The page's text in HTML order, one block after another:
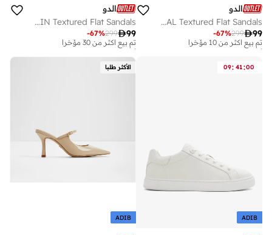
الدو
GOTOSANDAL Textured Flat Sandals
99
299
-67%
أفضل سعر لهذا العام
تم بيع أكثر من 10 مؤخرا
أفضل سعر لهذا العام
الدو
LIAUDIN Textured Flat Sandals
99
299
-67%
أفضل سعر لهذا العام
تم بيع أكثر من 30 مؤخرا
أفضل سعر لهذا العام
تم بيع أكثر من 30 مؤخرا
09: 41:00
ADIB
الأكثر طلبا
ADIB